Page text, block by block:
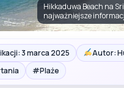
Hikkaduwa Beach na
najważniejsze
3 marca 2025
Autor:
#Plaże